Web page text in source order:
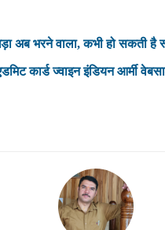
अब भरने वाला, कभी हो सकती
कार्ड ज्वाइन इंडियन आर्मी